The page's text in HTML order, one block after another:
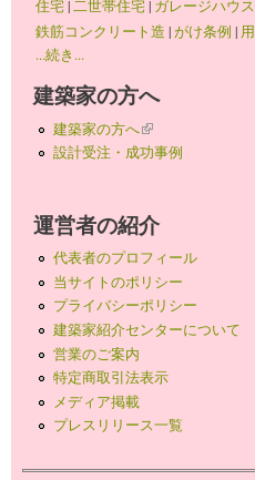
住宅|二世帯住宅| ガレージハウス
鉄筋コンクリート造 |がけ条例 |
...続き...
建築家の方へ
建築家の方へ(link is external)
設計受注・成功事例
運営者の紹介
代表者のプロフィール
当サイトのポリシー
プライバシーポリシー
建築家紹介センターについて
営業のご案内
特定商取引法表示
メディア掲載
プレスリリース一覧